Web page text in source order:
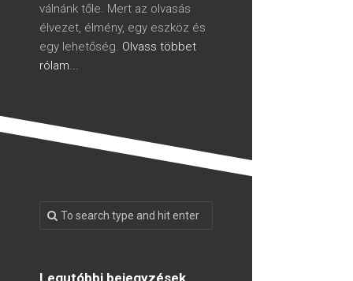
válnánk tőle. Mert az olvasás
élvezet, élmény, egy eszköz és
egy lehetőség. Olvass többet
rólam...
Legutóbbi bejegyzések